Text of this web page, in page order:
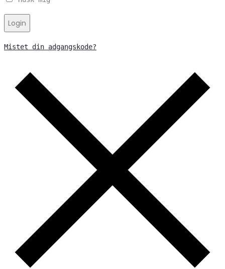
Login
Mistet din adgangskode?